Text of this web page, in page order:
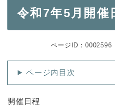
令和7年5月開催
ページID：0002596
ページ内目次
開催日程